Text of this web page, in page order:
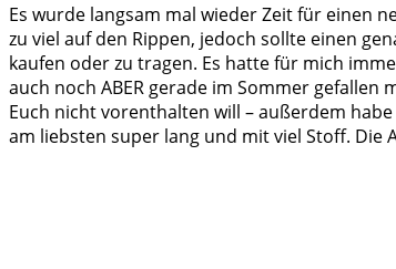
Es wurde langsam mal wieder Zeit für einen
zu viel auf den Rippen, jedoch sollte einen
kaufen oder zu tragen. Es hatte für mich
auch noch ABER gerade im Sommer
Euch nicht vorenthalten will – außerdem
am liebsten super lang und mit viel Stoff. Die